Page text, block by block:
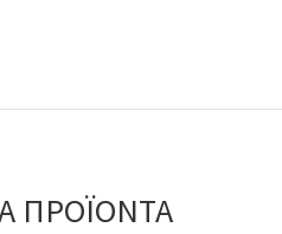
ΠΡΟΪΟΝΤΑ